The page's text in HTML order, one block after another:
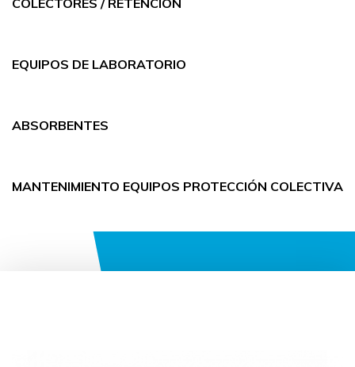
COLECTORES / RETENCIÓN
EQUIPOS DE LABORATORIO
ABSORBENTES
MANTENIMIENTO EQUIPOS PROTECCIÓN COLECTIVA